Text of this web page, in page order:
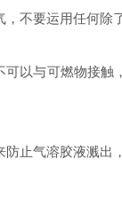
要运用任何除
与可燃物接触
气溶胶液溅出